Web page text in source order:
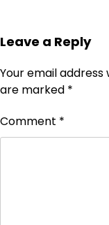
Leave a Reply
Your email address
are marked *
Comment *